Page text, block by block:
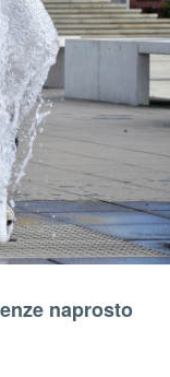
naprosto